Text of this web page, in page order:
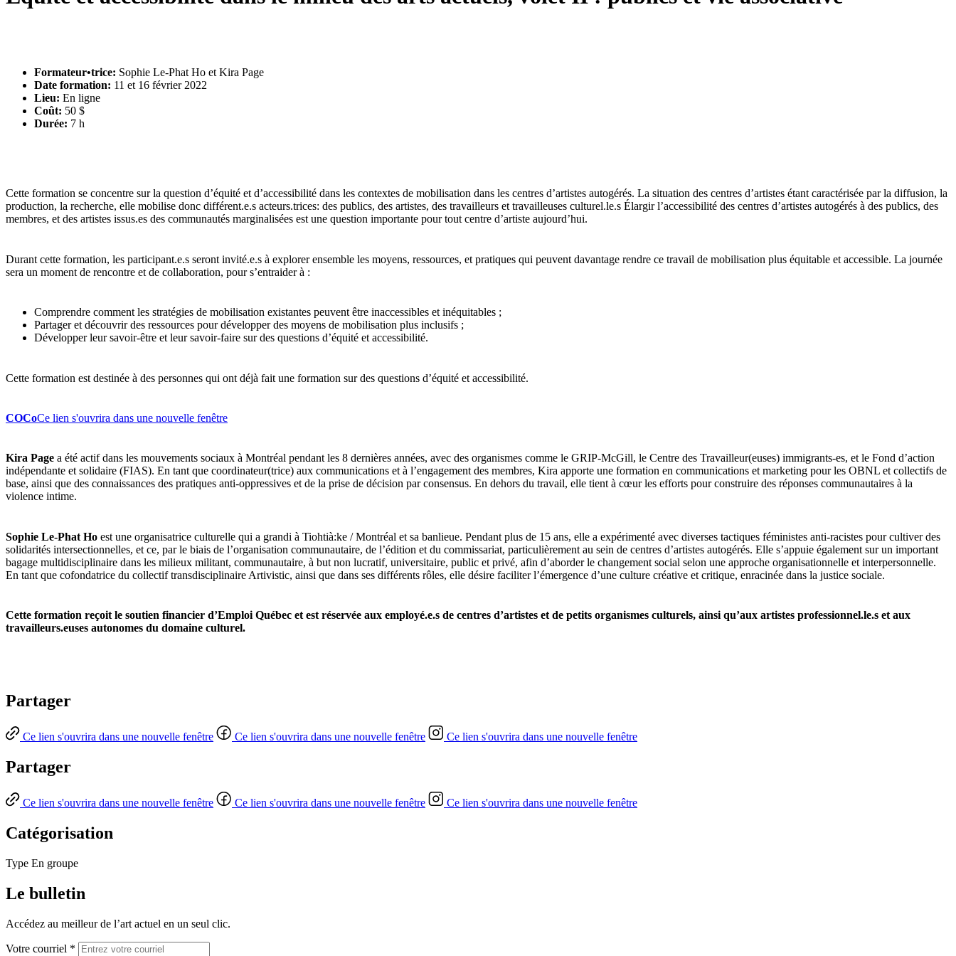
Formateur•trice: Sophie Le-Phat Ho et Kira Page
Date formation: 11 et 16 février 2022
Lieu: En ligne
Coût: 50 $
Durée: 7 h
Cette formation se concentre sur la question d’équité et d’accessibilité dans les contextes de mobilisation dans les centres d’artistes autogérés. La situation des centres d’artistes étant caractérisée par la diffusion, la
production, la recherche, elle mobilise donc différent.e.s acteurs.trices: des publics, des artistes, des travailleurs et travailleuses culturel.le.s Élargir l’accessibilité des centres d’artistes autogérés à des publics, des
membres, et des artistes issus.es des communautés marginalisées est une question importante pour tout centre d’artiste aujourd’hui.
Durant cette formation, les participant.e.s seront invité.e.s à explorer ensemble les moyens, ressources, et pratiques qui peuvent davantage rendre ce travail de mobilisation plus équitable et accessible. La journée
sera un moment de rencontre et de collaboration, pour s’entraider à :
Comprendre comment les stratégies de mobilisation existantes peuvent être inaccessibles et inéquitables ;
Partager et découvrir des ressources pour développer des moyens de mobilisation plus inclusifs ;
Développer leur savoir-être et leur savoir-faire sur des questions d’équité et accessibilité.
Cette formation est destinée à des personnes qui ont déjà fait une formation sur des questions d’équité et accessibilité.
COCoCe lien s'ouvrira dans une nouvelle fenêtre
Kira Page a été actif dans les mouvements sociaux à Montréal pendant les 8 dernières années, avec des organismes comme le GRIP-McGill, le Centre des Travailleur(euses) immigrants-es, et le Fond d’action
indépendante et solidaire (FIAS). En tant que coordinateur(trice) aux communications et à l’engagement des membres, Kira apporte une formation en communications et marketing pour les OBNL et collectifs de
base, ainsi que des connaissances des pratiques anti-oppressives et de la prise de décision par consensus. En dehors du travail, elle tient à cœur les efforts pour construire des réponses communautaires à la
violence intime.
Sophie Le-Phat Ho est une organisatrice culturelle qui a grandi à Tiohtià:ke / Montréal et sa banlieue. Pendant plus de 15 ans, elle a expérimenté avec diverses tactiques féministes anti-racistes pour cultiver des
solidarités intersectionnelles, et ce, par le biais de l’organisation communautaire, de l’édition et du commissariat, particulièrement au sein de centres d’artistes autogérés. Elle s’appuie également sur un important
bagage multidisciplinaire dans les milieux militant, communautaire, à but non lucratif, universitaire, public et privé, afin d’aborder le changement social selon une approche organisationnelle et interpersonnelle.
En tant que cofondatrice du collectif transdisciplinaire Artivistic, ainsi que dans ses différents rôles, elle désire faciliter l’émergence d’une culture créative et critique, enracinée dans la justice sociale.
Cette formation reçoit le soutien financier d’Emploi Québec et est réservée aux employé.e.s de centres d’artistes et de petits organismes culturels, ainsi qu’aux artistes professionnel.le.s et aux
travailleurs.euses autonomes du domaine culturel.
Partager
Ce lien s'ouvrira dans une nouvelle fenêtre Ce lien s'ouvrira dans une nouvelle fenêtre Ce lien s'ouvrira dans une nouvelle fenêtre
Partager
Ce lien s'ouvrira dans une nouvelle fenêtre Ce lien s'ouvrira dans une nouvelle fenêtre Ce lien s'ouvrira dans une nouvelle fenêtre
Catégorisation
Type En groupe
Le bulletin
Accédez au meilleur de l’art actuel en un seul clic.
Votre courriel *